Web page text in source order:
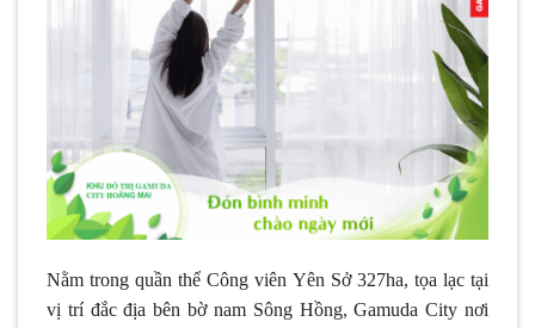
Nằm trong quần thể Công viên Yên Sở 327ha, tọa lạc tại
vị trí đắc địa bên bờ nam Sông Hồng, Gamuda City nơi